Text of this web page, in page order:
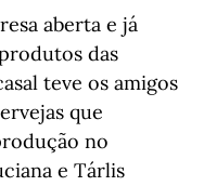
aberta e já
das
teve os amigos
que
no
e Tárlis